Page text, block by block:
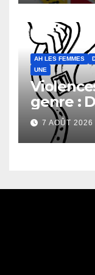
faveur
AH LES FEMMES
UNE
genre :
sexuel
7 AOÛT 2026